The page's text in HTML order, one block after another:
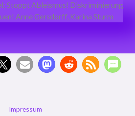
Impressum